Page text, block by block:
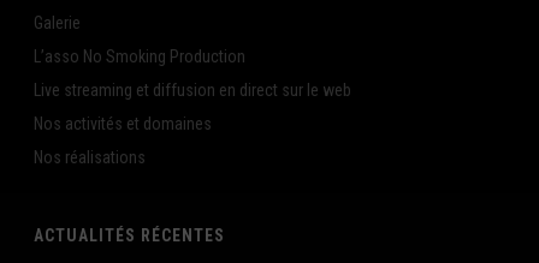
Galerie
L’asso No Smoking Production
Live streaming et diffusion en direct sur le web
Nos activités et domaines
Nos réalisations
ACTUALITÉS RÉCENTES